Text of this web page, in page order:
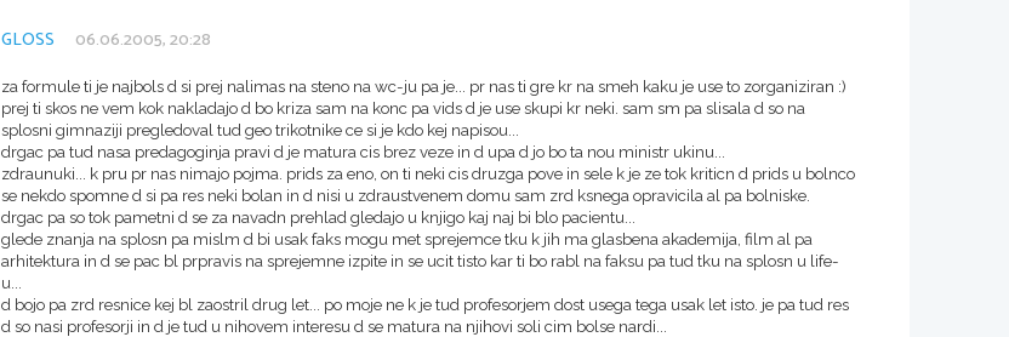
GLOSS 06.06.2005, 20:28
za formule ti je najbols d si prej nalimas na steno na wc-ju pa je... pr nas ti gre kr na smeh kaku je use to zorganiziran :)
prej ti skos ne vem kok nakladajo d bo kriza sam na konc pa vids d je use skupi kr neki. sam sm pa slisala d so na
splosni gimnaziji pregledoval tud geo trikotnike ce si je kdo kej napisou...
drgac pa tud nasa predagoginja pravi d je matura cis brez veze in d upa d jo bo ta nou ministr ukinu...
zdraunuki... k pru pr nas nimajo pojma. prids za eno, on ti neki cis druzga pove in sele k je ze tok kriticn d prids u bolnco
se nekdo spomne d si pa res neki bolan in d nisi u zdraustvenem domu sam zrd ksnega opravicila al pa bolniske.
drgac pa so tok pametni d se za navadn prehlad gledajo u knjigo kaj naj bi blo pacientu...
glede znanja na splosn pa mislm d bi usak faks mogu met sprejemce tku k jih ma glasbena akademija, film al pa
arhitektura in d se pac bl prpravis na sprejemne izpite in se ucit tisto kar ti bo rabl na faksu pa tud tku na splosn u life-
u...
d bojo pa zrd resnice kej bl zaostril drug let... po moje ne k je tud profesorjem dost usega tega usak let isto. je pa tud res
d so nasi profesorji in d je tud u nihovem interesu d se matura na njihovi soli cim bolse nardi...